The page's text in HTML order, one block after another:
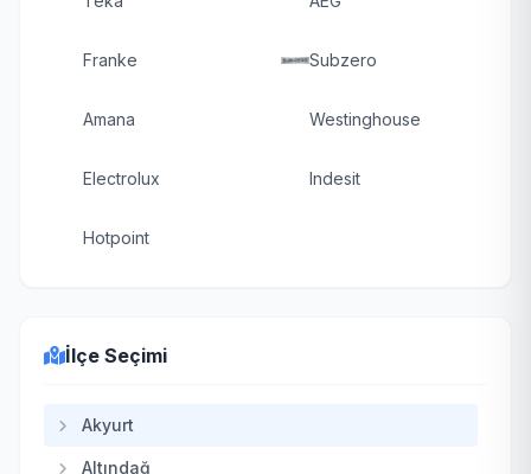
Franke Subzero
Amana Westinghouse
Electrolux Indesit
Hotpoint
İlçe Seçimi
Akyurt
Altındağ